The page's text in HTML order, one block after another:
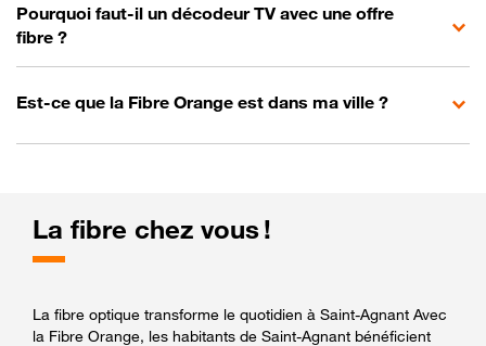
Pourquoi faut-il un décodeur TV avec une offre
fibre ?
Est-ce que la Fibre Orange est dans ma ville ?
La fibre chez vous !
La fibre optique transforme le quotidien à Saint-Agnant Avec
la Fibre Orange, les habitants de Saint-Agnant bénéficient